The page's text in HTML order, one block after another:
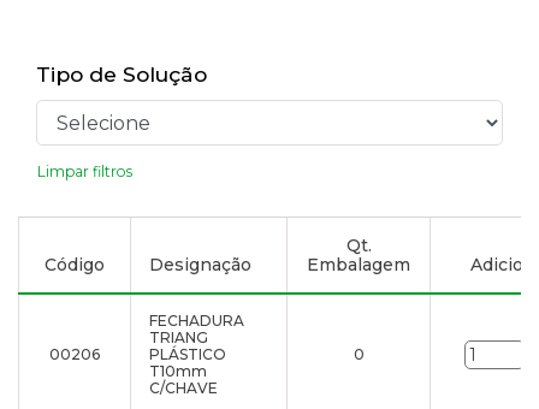
Tipo de Solução
Limpar filtros
Código Designação
Qt.
Embalagem
00206
FECHADURA
TRIANG
PLÁSTICO
T10mm
C/CHAVE
0